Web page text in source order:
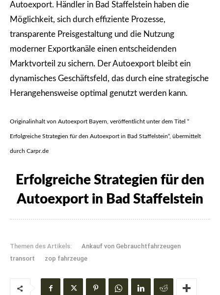
Autoexport. Händler in Bad Staffelstein haben die
Möglichkeit, sich durch effiziente Prozesse,
transparente Preisgestaltung und die Nutzung
moderner Exportkanäle einen entscheidenden
Marktvorteil zu sichern. Der Autoexport bleibt ein
dynamisches Geschäftsfeld, das durch eine strategische
Herangehensweise optimal genutzt werden kann.
Originalinhalt von Autoexport Bayern, veröffentlicht unter dem Titel “
Erfolgreiche Strategien für den Autoexport in Bad Staffelstein“, übermittelt
durch Carpr.de
Erfolgreiche Strategien für den
Autoexport in Bad Staffelstein
Themen des Artikels:
Ankauf von Gebrauchtfahrzeugen
transort
zop fahrzeuge